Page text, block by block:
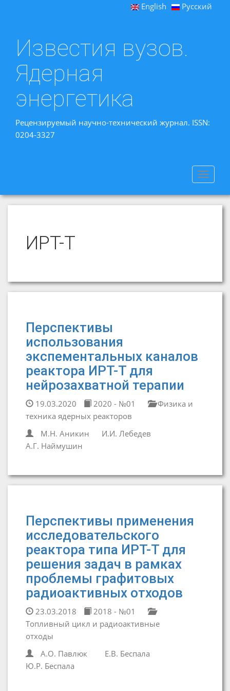
English Русский
Известия вузов.
Ядерная
энергетика
Рецензируемый научно-технический журнал. ISSN:
0204-3327
Toggle
ИРТ-Т
Перспективы
использования
экспементальных каналов
реактора ИРТ-Т для
нейрозахватной терапии
19.03.2020 2020 - №01
Физика и
техника ядерных реакторов
М.Н. Аникин
И.И. Лебедев
А.Г. Наймушин
Перспективы применения
исследовательского
реактора типа ИРТ-Т для
решения задач в рамках
проблемы графитовых
радиоактивных отходов
23.03.2018
2018 - №01
Топливный цикл и радиоактивные
отходы
А.О. Павлюк
Е.В. Беспала
Ю.Р. Беспала